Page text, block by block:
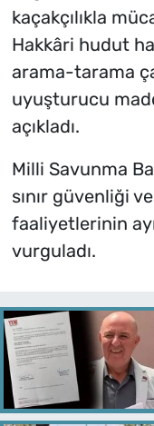
kaçakçılıkla
Hakkâri hudut
arama-tarama
uyuşturucu
açıkladı.
Milli Savunma
sınır güvenliği
faaliyetlerinin
vurguladı.